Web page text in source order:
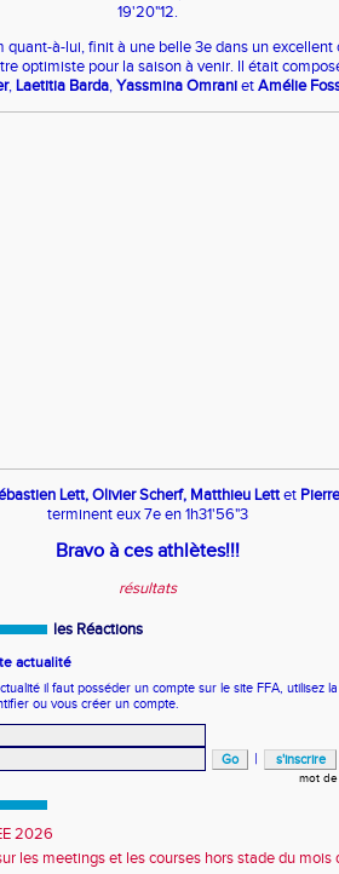
19'20"12.
quant-à-lui, finit à une belle 3e dans un excellent
optimiste pour la saison à venir. Il était
, Laetitia Barda,Yassmina OmranietAmélie
Lett, Olivier Scherf, Matthieu Lettet
terminent eux 7e en 1h31'56"3
Bravo à ces athlètes!!!
résultats
les Réactions
actualité
il faut posséder un compte sur le site FFA, utilisez
ou vous créer un compte.
|
mot
2026
les meetings et les courses hors stade du mois